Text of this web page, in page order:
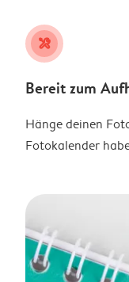
tools
Bereit zum
Hänge deinen
Fotokalender